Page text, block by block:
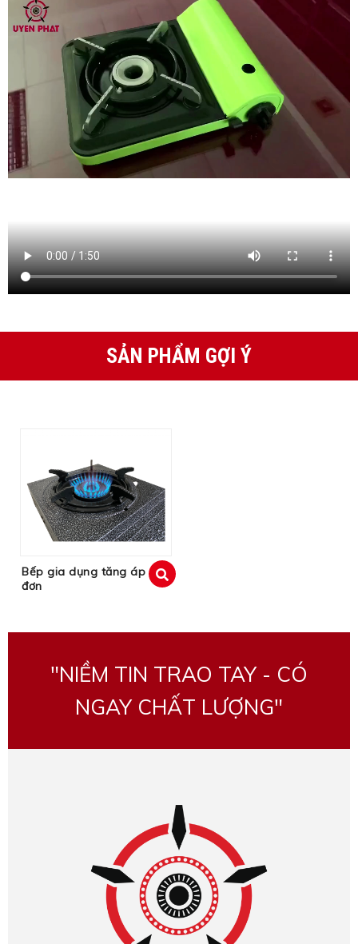
SẢN PHẨM GỢI Ý
Bếp gia dụng tăng áp
đơn
"NIỀM TIN TRAO TAY - CÓ
NGAY CHẤT LƯỢNG"